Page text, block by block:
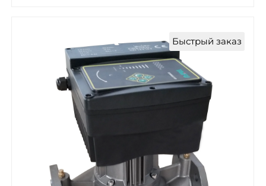
Быстрый заказ